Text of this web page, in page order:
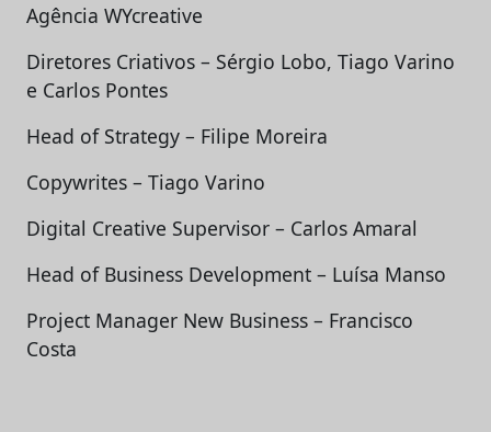
Agência WYcreative
Diretores Criativos – Sérgio Lobo, Tiago Varino
e Carlos Pontes
Head of Strategy – Filipe Moreira
Copywrites – Tiago Varino
Digital Creative Supervisor – Carlos Amaral
Head of Business Development – Luísa Manso
Project Manager New Business – Francisco
Costa